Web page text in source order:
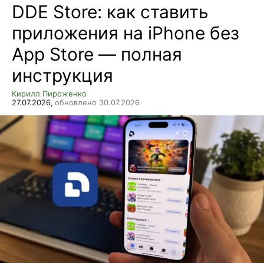
DDE Store: как ставить
приложения на iPhone без
App Store — полная
инструкция
Кирилл Пироженко
27.07.2026, обновлено 30.07.2026